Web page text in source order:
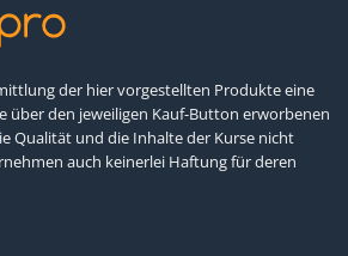
der hier vorgestellten Produkte eine
über den jeweiligen Kauf-Button erworbenen
Qualität und die Inhalte der Kurse nicht
auch keinerlei Haftung für deren